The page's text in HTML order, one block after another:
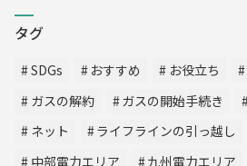
タグ
SDGs おすすめ お役立ち
ガスの解約
ガスの開始手続き
ネット
ライフラインの引っ越し
中部電力エリア
九州電力エリア